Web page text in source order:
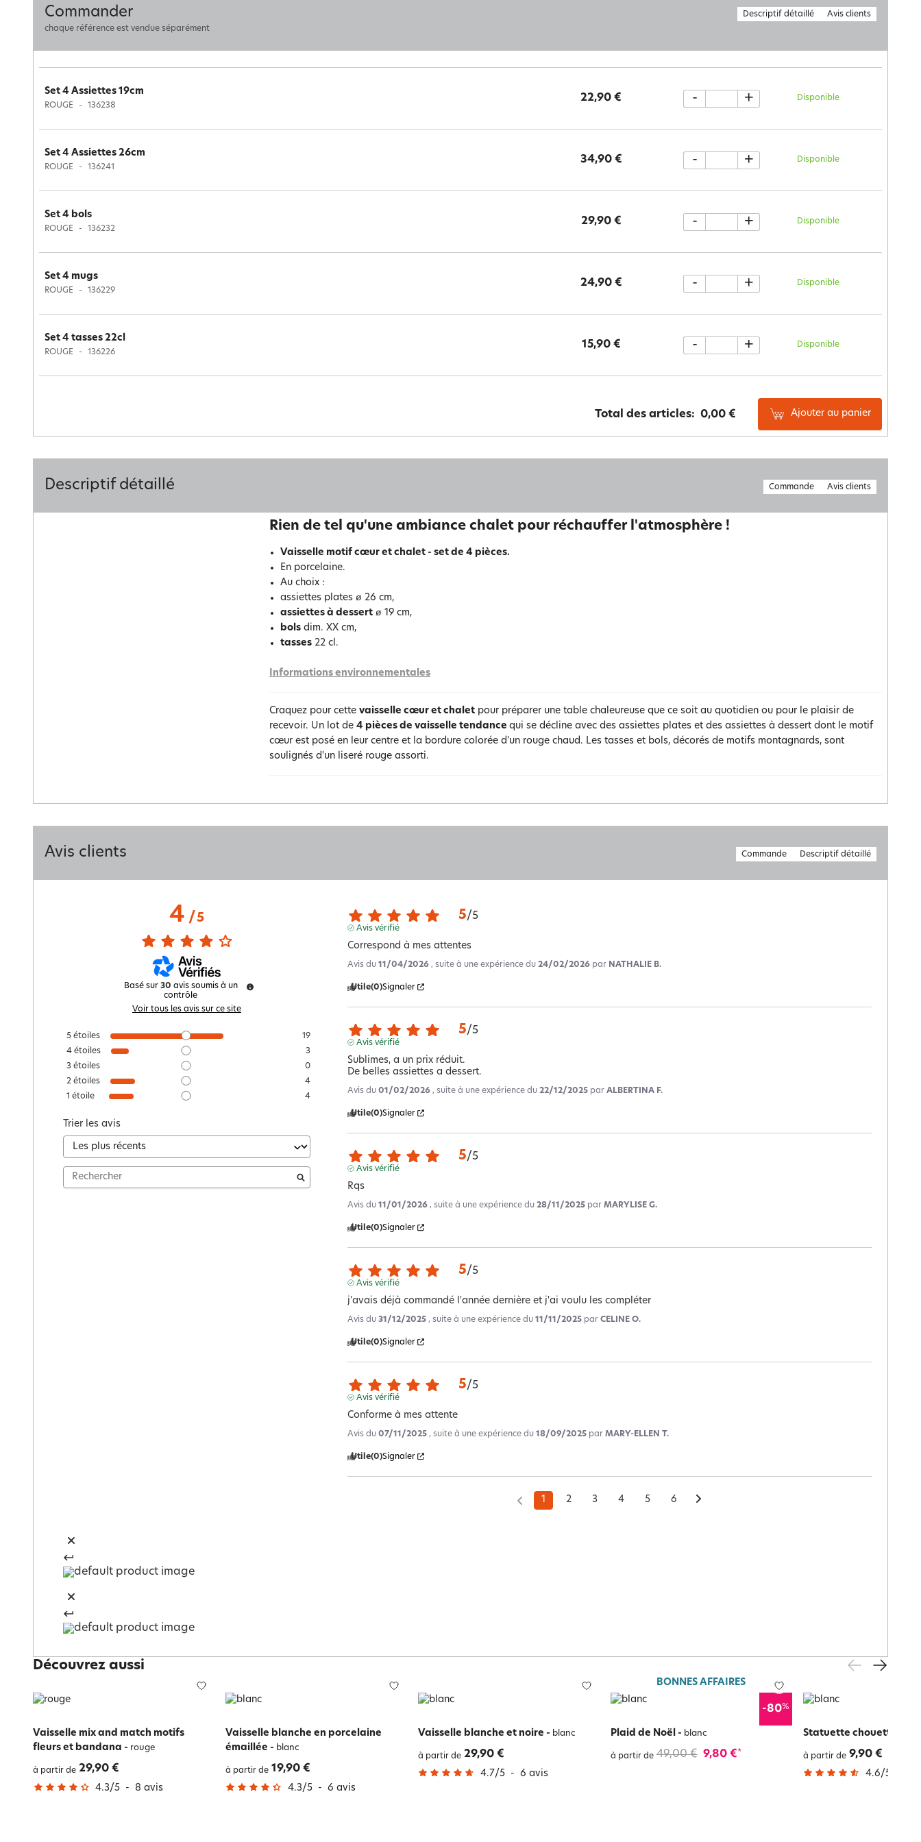
Commander
chaque référence est vendue séparément
Descriptif détaillé Avis clients
Set 4 Assiettes 19cm
ROUGE 136238
22,90 € Disponible
- +
Set 4 Assiettes 26cm
ROUGE 136241
34,90 € Disponible
- +
Set 4 bols
ROUGE 136232
29,90 € Disponible
- +
Set 4 mugs
ROUGE 136229
24,90 € Disponible
- +
Set 4 tasses 22cl
ROUGE 136226
15,90 € Disponible
- +
Total des articles: 0,00 € Ajouter au panier
Descriptif détaillé Commande Avis clients
Rien de tel qu'une ambiance chalet pour réchauffer l'atmosphère !
Vaisselle motif cœur et chalet - set de 4 pièces.
En porcelaine.
Au choix :
assiettes plates ø 26 cm,
assiettes à dessert ø 19 cm,
bols dim. XX cm,
tasses 22 cl.
Informations environnementales
Craquez pour cette vaisselle cœur et chalet pour préparer une table chaleureuse que ce soit au quotidien ou pour le plaisir de
recevoir. Un lot de 4 pièces de vaisselle tendance qui se décline avec des assiettes plates et des assiettes à dessert dont le motif
cœur est posé en leur centre et la bordure colorée d'un rouge chaud. Les tasses et bols, décorés de motifs montagnards, sont
soulignés d'un liseré rouge assorti.
Avis clients Commande Descriptif détaillé
4/ 5
Basé sur 30 avis soumis à un
contrôle
Voir tous les avis sur ce site
5 étoiles
19
4 étoiles
3
3 étoiles
0
2 étoiles
4
1 étoile 4
Trier les avis
5/5
Avis vérifié
Correspond à mes attentes
Avis du11/04/2026 , suite à une expérience du24/02/2026 par NATHALIE B.
Utile(0)Signaler
5/5
Avis vérifié
Sublimes, a un prix réduit.
De belles assiettes a dessert.
Avis du01/02/2026 , suite à une expérience du22/12/2025 parALBERTINA F.
Utile(0)Signaler
5/5
Avis vérifié
Rqs
Avis du11/01/2026 , suite à une expérience du28/11/2025 parMARYLISE G.
Utile(0)Signaler
5/5
Avis vérifié
j'avais déjà commandé l'année dernière et j'ai voulu les compléter
Avis du31/12/2025 , suite à une expérience du11/11/2025 parCELINE O.
Utile(0)Signaler
5/5
Avis vérifié
Conforme à mes attente
Avis du07/11/2025 , suite à une expérience du18/09/2025 parMARY-ELLEN T.
Utile(0)Signaler
1 2 3 4 5 6
Découvrez aussi
Vaisselle mix and match motifs
fleurs et bandana - rouge
à partir de 29,90 €
4.3/5 - 8 avis
Vaisselle blanche en porcelaine
émaillée - blanc
à partir de 19,90 €
4.3/5 - 6 avis
Vaisselle blanche et noire - blanc
à partir de 29,90 €
4.7/5 - 6 avis
BONNES AFFAIRES
-80%
Plaid de Noël - blanc
à partir de 49,00 € 9,80 €*
Statuette chouette
à partir de 9,90 €
4.6/5